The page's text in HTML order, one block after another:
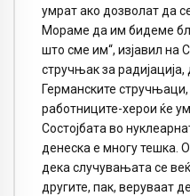
умрат ако дозволат да
Мораме да им бидеме
што сме им“, изјавил на
стручњак за
Германските
работниците-херои ќе
Состојбата во
денеска е многу тешка.
дека случувањата се
другите, пак, веруваат